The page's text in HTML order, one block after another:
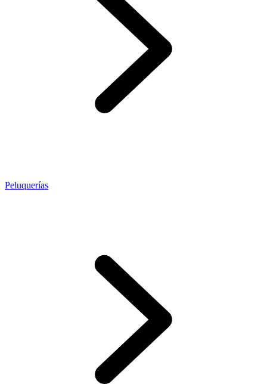
Peluquerías